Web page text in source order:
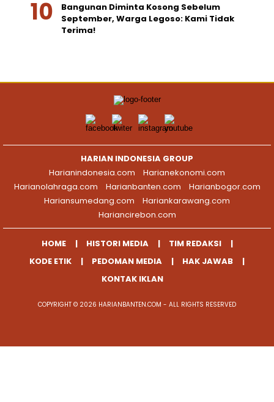
Bangunan Diminta Kosong Sebelum
September, Warga Legoso: Kami Tidak
Terima!
HARIAN INDONESIA GROUP
Harianindonesia.com
Harianekonomi.com
Harianolahraga.com
Harianbanten.com
Harianbogor.com
Hariansumedang.com
Hariankarawang.com
Hariancirebon.com
HOME HISTORI MEDIA
TIM REDAKSI
KODE ETIK
PEDOMAN MEDIA
HAK JAWAB
KONTAK IKLAN
COPYRIGHT © 2026 HARIANBANTEN.COM - ALL RIGHTS RESERVED